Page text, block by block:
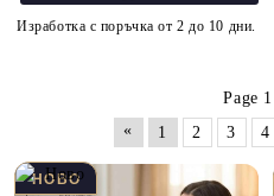
Изработка с поръчка от 2 до 10 дни.
Page
«
1 2 3 4